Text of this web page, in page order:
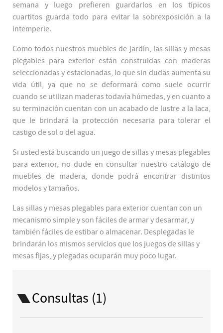
semana y luego prefieren guardarlos en los típicos
cuartitos guarda todo para evitar la sobrexposición a la
intemperie.
Como todos nuestros muebles de jardín, las sillas y mesas
plegables para exterior están construidas con maderas
seleccionadas y estacionadas, lo que sin dudas aumenta su
vida útil, ya que no se deformará como suele ocurrir
cuando se utilizan maderas todavía húmedas, y en cuanto a
su terminación cuentan con un acabado de lustre a la laca,
que le brindará la protección necesaria para tolerar el
castigo de sol o del agua.
Si usted está buscando un juego de sillas y mesas plegables
para exterior, no dude en consultar nuestro catálogo de
muebles de madera, donde podrá encontrar distintos
modelos y tamaños.
Las sillas y mesas plegables para exterior cuentan con un
mecanismo simple y son fáciles de armar y desarmar, y
también fáciles de estibar o almacenar. Desplegadas le
brindarán los mismos servicios que los juegos de sillas y
mesas fijas, y plegadas ocuparán muy poco lugar.
Consultas (1)